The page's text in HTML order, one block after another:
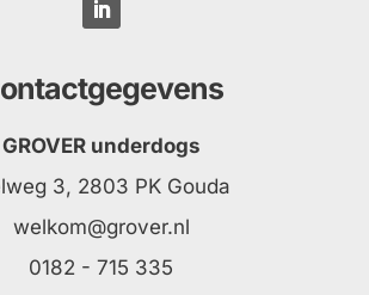
GROVER underdogs
3, 2803 PK Gouda
welkom@grover.nl
0182 - 715 335